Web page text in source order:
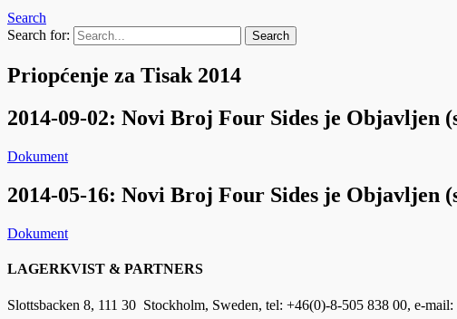
Search
Search for:
Priopćenje za Tisak 2014
2014-09-02: Novi Broj Four Sides je Objavljen
Dokument
2014-05-16: Novi Broj Four Sides je Objavljen
Dokument
LAGERKVIST & PARTNERS
Slottsbacken 8, 111 30 Stockholm, Sweden, tel: +46(0)-8-505 838 00, e-mail: